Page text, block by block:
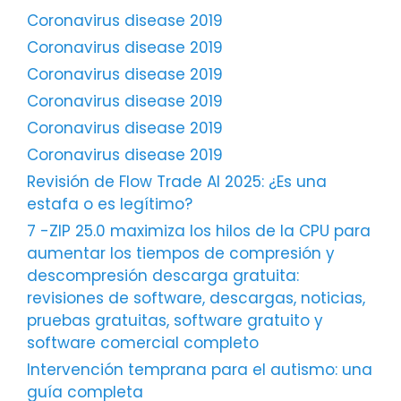
Coronavirus disease 2019
Coronavirus disease 2019
Coronavirus disease 2019
Coronavirus disease 2019
Coronavirus disease 2019
Coronavirus disease 2019
Revisión de Flow Trade AI 2025: ¿Es una
estafa o es legítimo?
7 -ZIP 25.0 maximiza los hilos de la CPU para
aumentar los tiempos de compresión y
descompresión descarga gratuita:
revisiones de software, descargas, noticias,
pruebas gratuitas, software gratuito y
software comercial completo
Intervención temprana para el autismo: una
guía completa